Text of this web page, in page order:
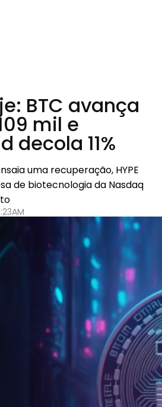
BTC avança
mil e
decola 11%
uma recuperação, HYPE
de biotecnologia da Nasdaq